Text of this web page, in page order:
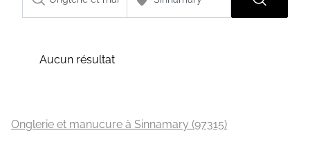
Aucun résultat
Onglerie et manucure à Sinnamary (97315)